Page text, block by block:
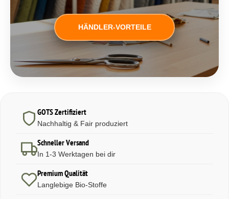
HÄNDLER-VORTEILE
GOTS Zertifiziert
Nachhaltig & Fair produziert
Schneller Versand
In 1-3 Werktagen bei dir
Premium Qualität
Langlebige Bio-Stoffe